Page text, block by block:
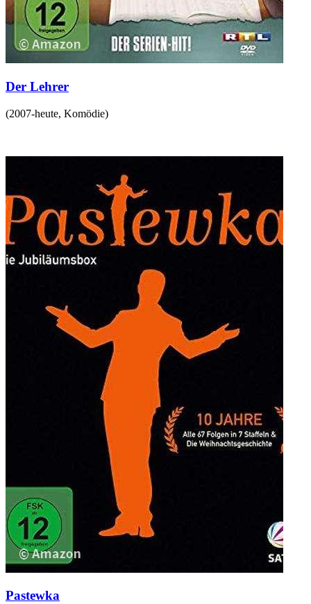
Der Lehrer
(2007-heute, Komödie)
Pastewka